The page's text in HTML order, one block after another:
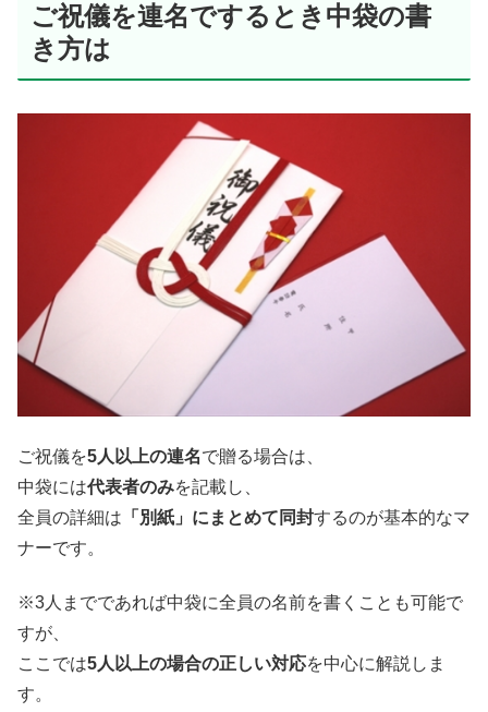
ご祝儀を連名でするとき中袋の書
き方は
ご祝儀を5人以上の連名で贈る場合は、
中袋には代表者のみを記載し、
全員の詳細は 「別紙」にまとめて同封するのが基本的なマ
ナーです。
※3人までであれば中袋に全員の名前を書くことも可能で
すが、
ここでは5人以上の場合の正しい対応を中心に解説しま
す。